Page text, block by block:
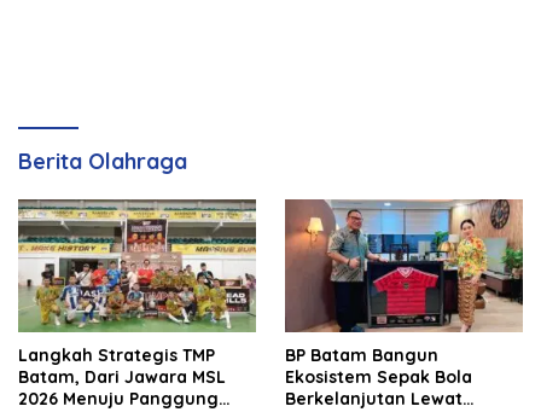
Berita Olahraga
Langkah Strategis TMP
Batam, Dari Jawara MSL
2026 Menuju Panggung
BP Batam Bangun
Ekosistem Sepak Bola
Berkelanjutan Lewat